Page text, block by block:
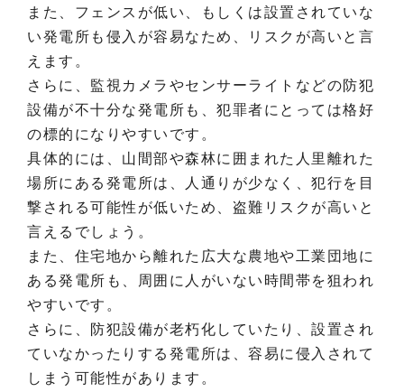
また、フェンスが低い、もしくは設置されていな
い発電所も侵入が容易なため、リスクが高いと言
えます。
さらに、監視カメラやセンサーライトなどの防犯
設備が不十分な発電所も、犯罪者にとっては格好
の標的になりやすいです。
具体的には、山間部や森林に囲まれた人里離れた
場所にある発電所は、人通りが少なく、犯行を目
撃される可能性が低いため、盗難リスクが高いと
言えるでしょう。
また、住宅地から離れた広大な農地や工業団地に
ある発電所も、周囲に人がいない時間帯を狙われ
やすいです。
さらに、防犯設備が老朽化していたり、設置され
ていなかったりする発電所は、容易に侵入されて
しまう可能性があります。